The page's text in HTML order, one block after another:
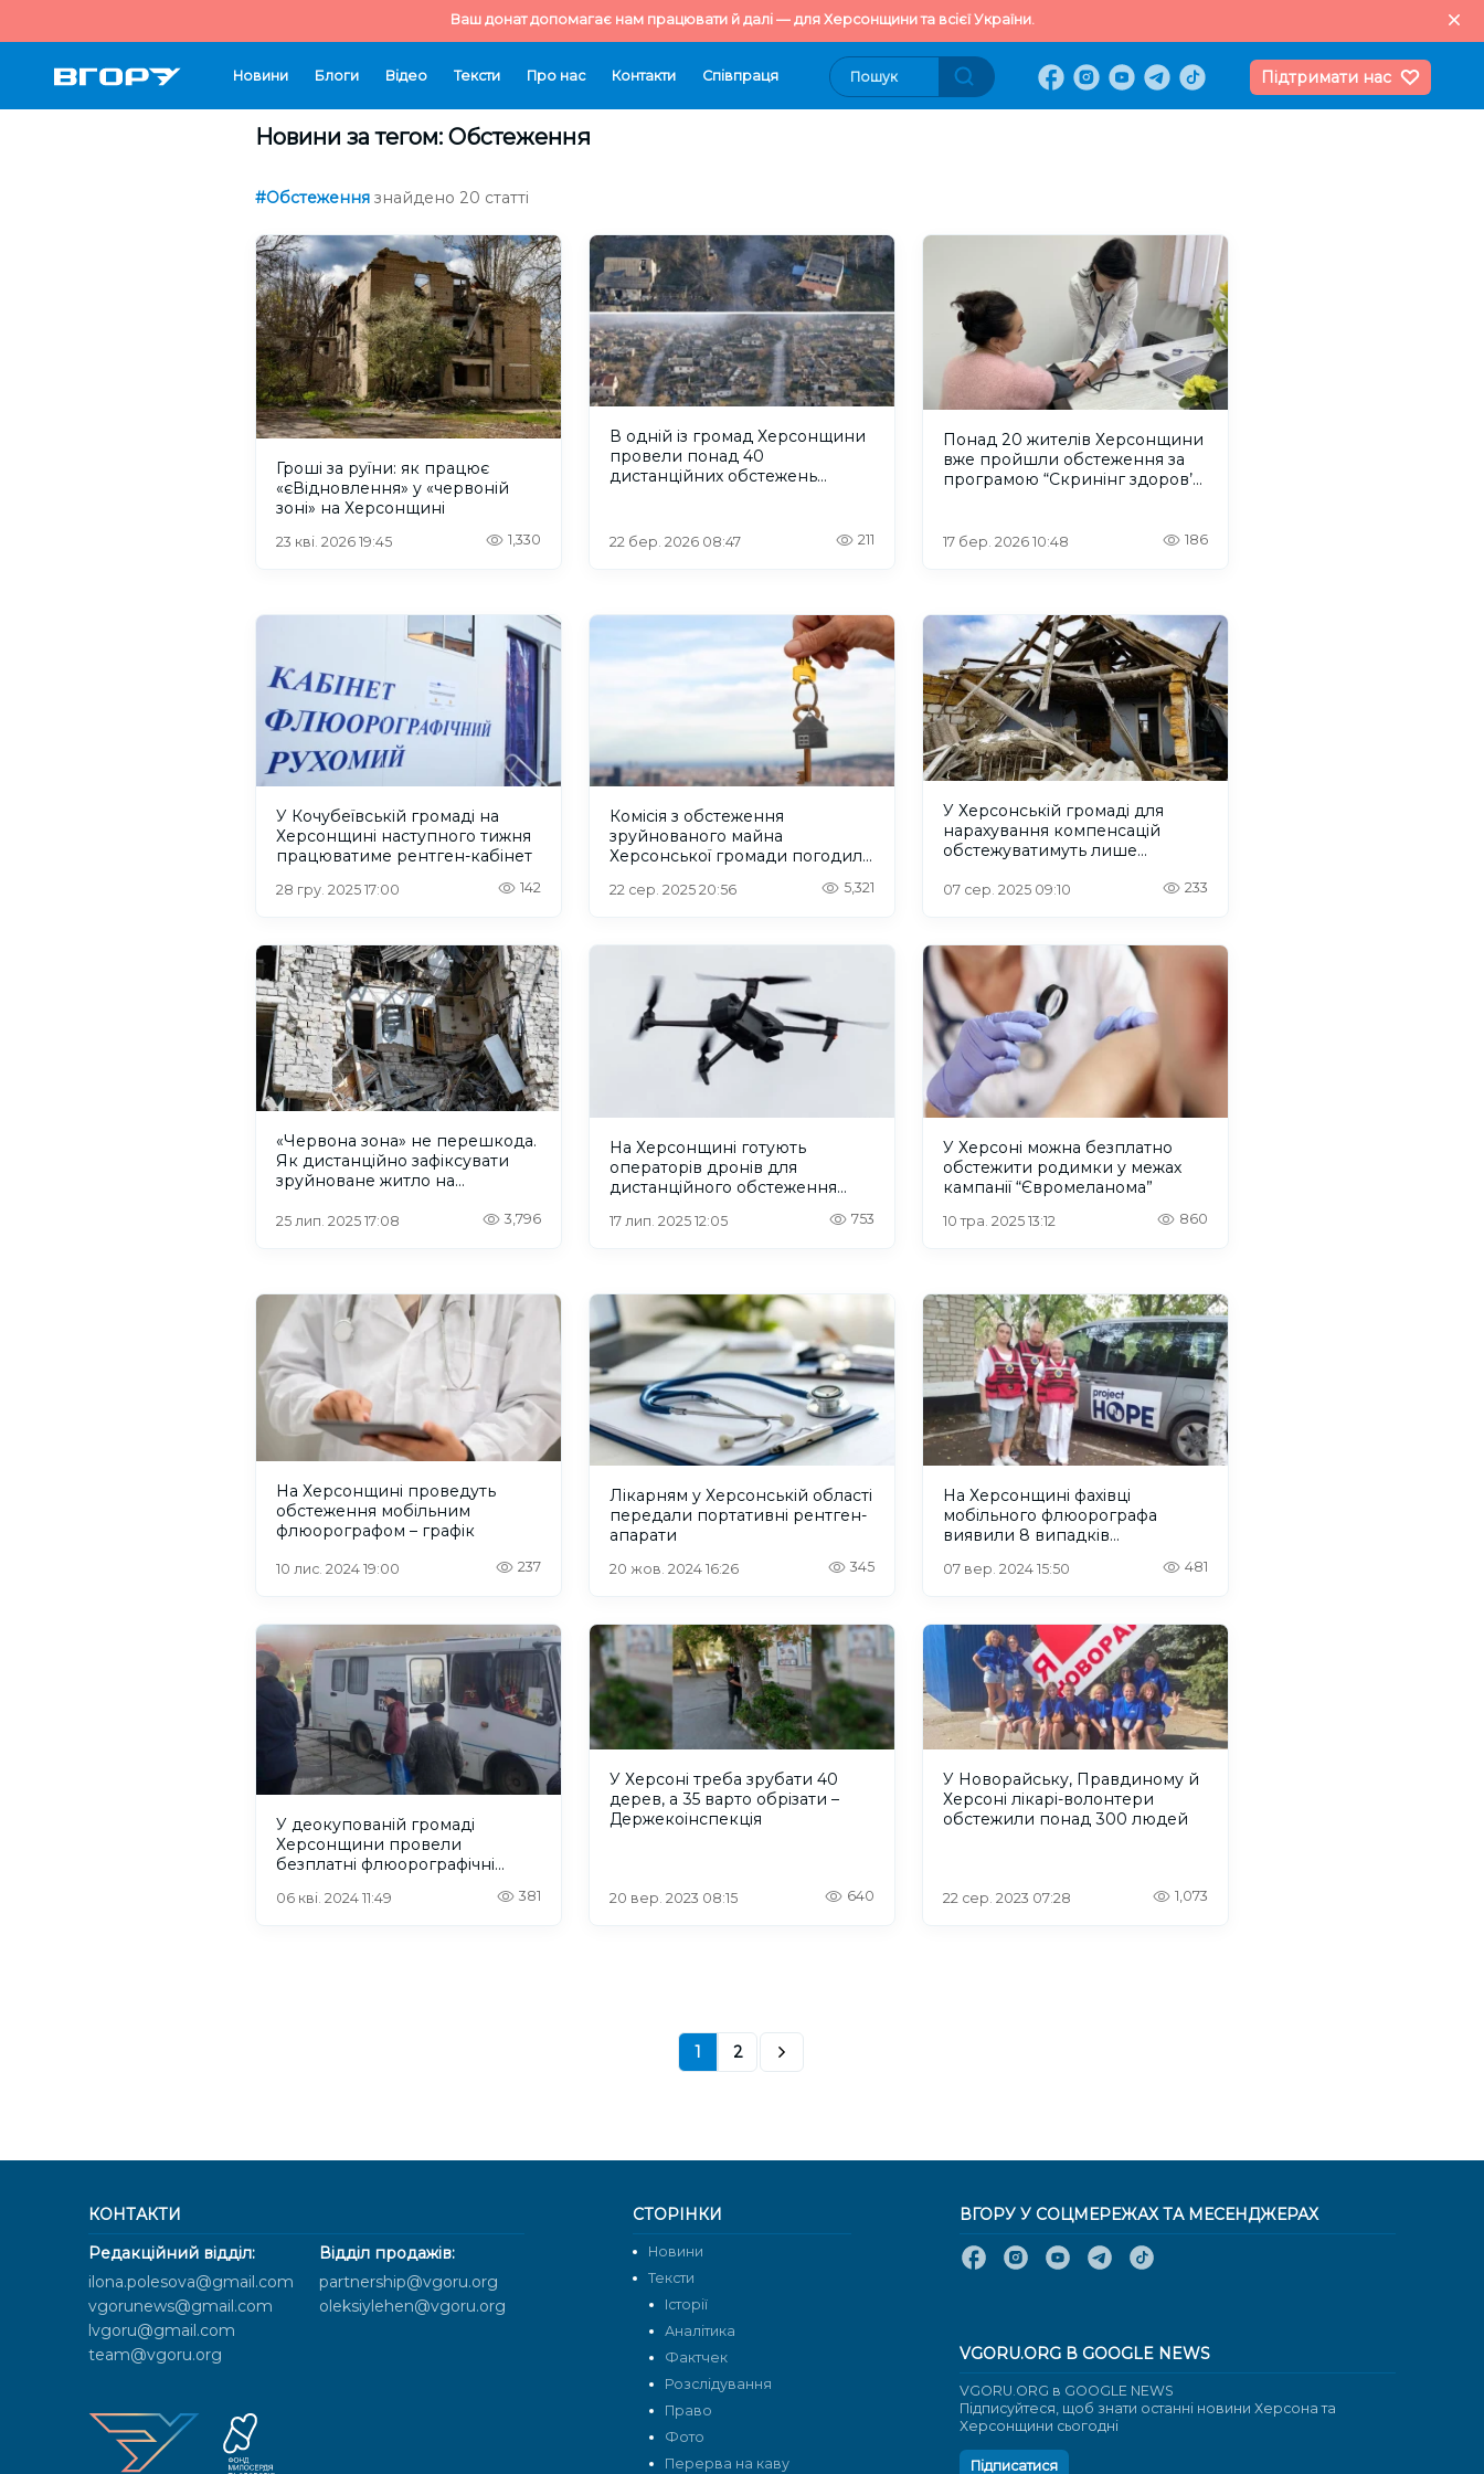
Ваш донат допомагає нам працювати й далі — для Херсонщини та всієї України.
Новини Блоги Відео Тексти Про нас Контакти Cпівпраця Підтримати нас
Новини за тегом: Обстеження
#Обстеження знайдено 20 статті
Гроші за руїни: як працює
«єВідновлення» у «червоній
зоні» на Херсонщині
23 кві. 2026 19:45 1,330
В одній із громад Херсонщини
провели понад 40
дистанційних обстежень
22 бер. 2026 08:47 211
Понад 20 жителів Херсонщини
вже пройшли обстеження за
програмою “Скринінг здоров’я
17 бер. 2026 10:48 186
У Кочубеївській громаді на
Херсонщині наступного тижня
працюватиме рентген-кабінет
28 гру. 2025 17:00 142
Комісія з обстеження
зруйнованого майна
Херсонської громади погодила
заявникам
22 сер. 2025 20:56 5,321
У Херсонській громаді для
нарахування компенсацій
обстежуватимуть лише
07 сер. 2025 09:10 233
«Червона зона» не перешкода.
Як дистанційно зафіксувати
зруйноване житло на
компенсацію
25 лип. 2025 17:08 3,796
На Херсонщині готують
операторів дронів для
дистанційного обстеження
17 лип. 2025 12:05 753
У Херсоні можна безплатно
обстежити родимки у межах
кампанії “Євромеланома”
10 тра. 2025 13:12 860
На Херсонщині проведуть
обстеження мобільним
флюорографом – графік
10 лис. 2024 19:00 237
Лікарням у Херсонській області
передали портативні рентген-
апарати
20 жов. 2024 16:26 345
На Херсонщині фахівці
мобільного флюорографа
виявили 8 випадків
07 вер. 2024 15:50 481
У деокупованій громаді
Херсонщини провели
безплатні флюорографічні
06 кві. 2024 11:49 381
У Херсоні треба зрубати 40
дерев, а 35 варто обрізати –
Держекоінспекція
20 вер. 2023 08:15 640
У Новорайську, Правдиному й
Херсоні лікарі-волонтери
обстежили понад 300 людей
22 сер. 2023 07:28 1,073
1 2
КОНТАКТИ
Редакційний відділ:
ilona.polesova@gmail.com
vgorunews@gmail.com
lvgoru@gmail.com
team@vgoru.org
Відділ продажів:
partnership@vgoru.org
oleksiylehen@vgoru.org
СТОРІНКИ
Новини
Тексти
Історії
Аналітика
Фактчек
Розслідування
Право
Фото
Перерва на каву
ВГОРУ У СОЦМЕРЕЖАХ ТА МЕСЕНДЖЕРАХ
VGORU.ORG В GOOGLE NEWS
VGORU.ORG в GOOGLE NEWS
Підписуйтеся, щоб знати останні новини Херсона та
Херсонщини сьогодні
Підписатися